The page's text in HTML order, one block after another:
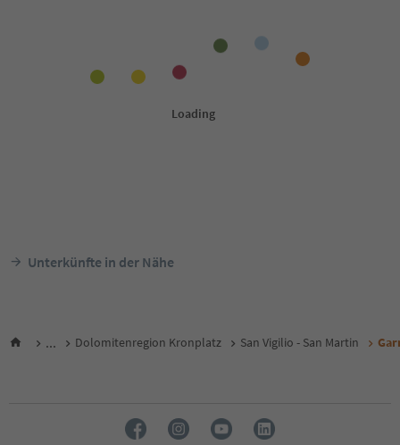
Unterkünfte in der Nähe
... Dolomitenregion Kronplatz San Vigilio - San Martin